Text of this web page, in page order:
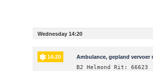
Wednesday 14:20
14:20 Ambulance, gepland vervoer
B2 Helmond Rit: 66623